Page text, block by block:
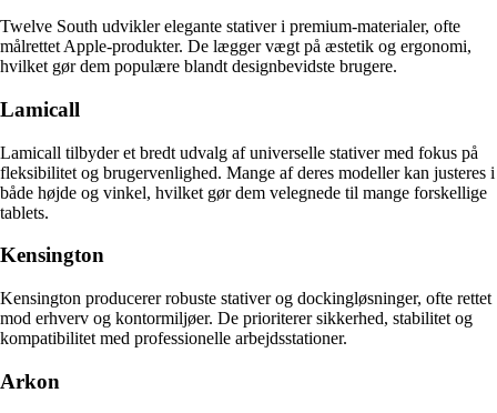
Twelve South udvikler elegante stativer i premium-materialer, ofte
målrettet Apple-produkter. De lægger vægt på æstetik og ergonomi,
hvilket gør dem populære blandt designbevidste brugere.
Lamicall
Lamicall tilbyder et bredt udvalg af universelle stativer med fokus på
fleksibilitet og brugervenlighed. Mange af deres modeller kan justeres i
både højde og vinkel, hvilket gør dem velegnede til mange forskellige
tablets.
Kensington
Kensington producerer robuste stativer og dockingløsninger, ofte rettet
mod erhverv og kontormiljøer. De prioriterer sikkerhed, stabilitet og
kompatibilitet med professionelle arbejdsstationer.
Arkon